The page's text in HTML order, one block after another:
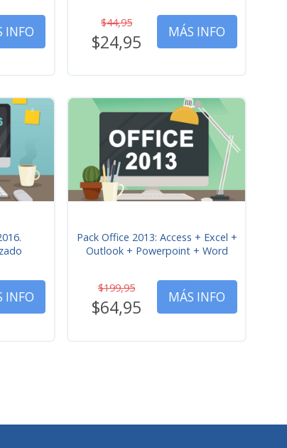
INFO
$44,95
$24,95 MÁS INFO
INFO
Pack Office 2013: Access + Excel +
Outlook + Powerpoint + Word
$199,95
$64,95 MÁS INFO